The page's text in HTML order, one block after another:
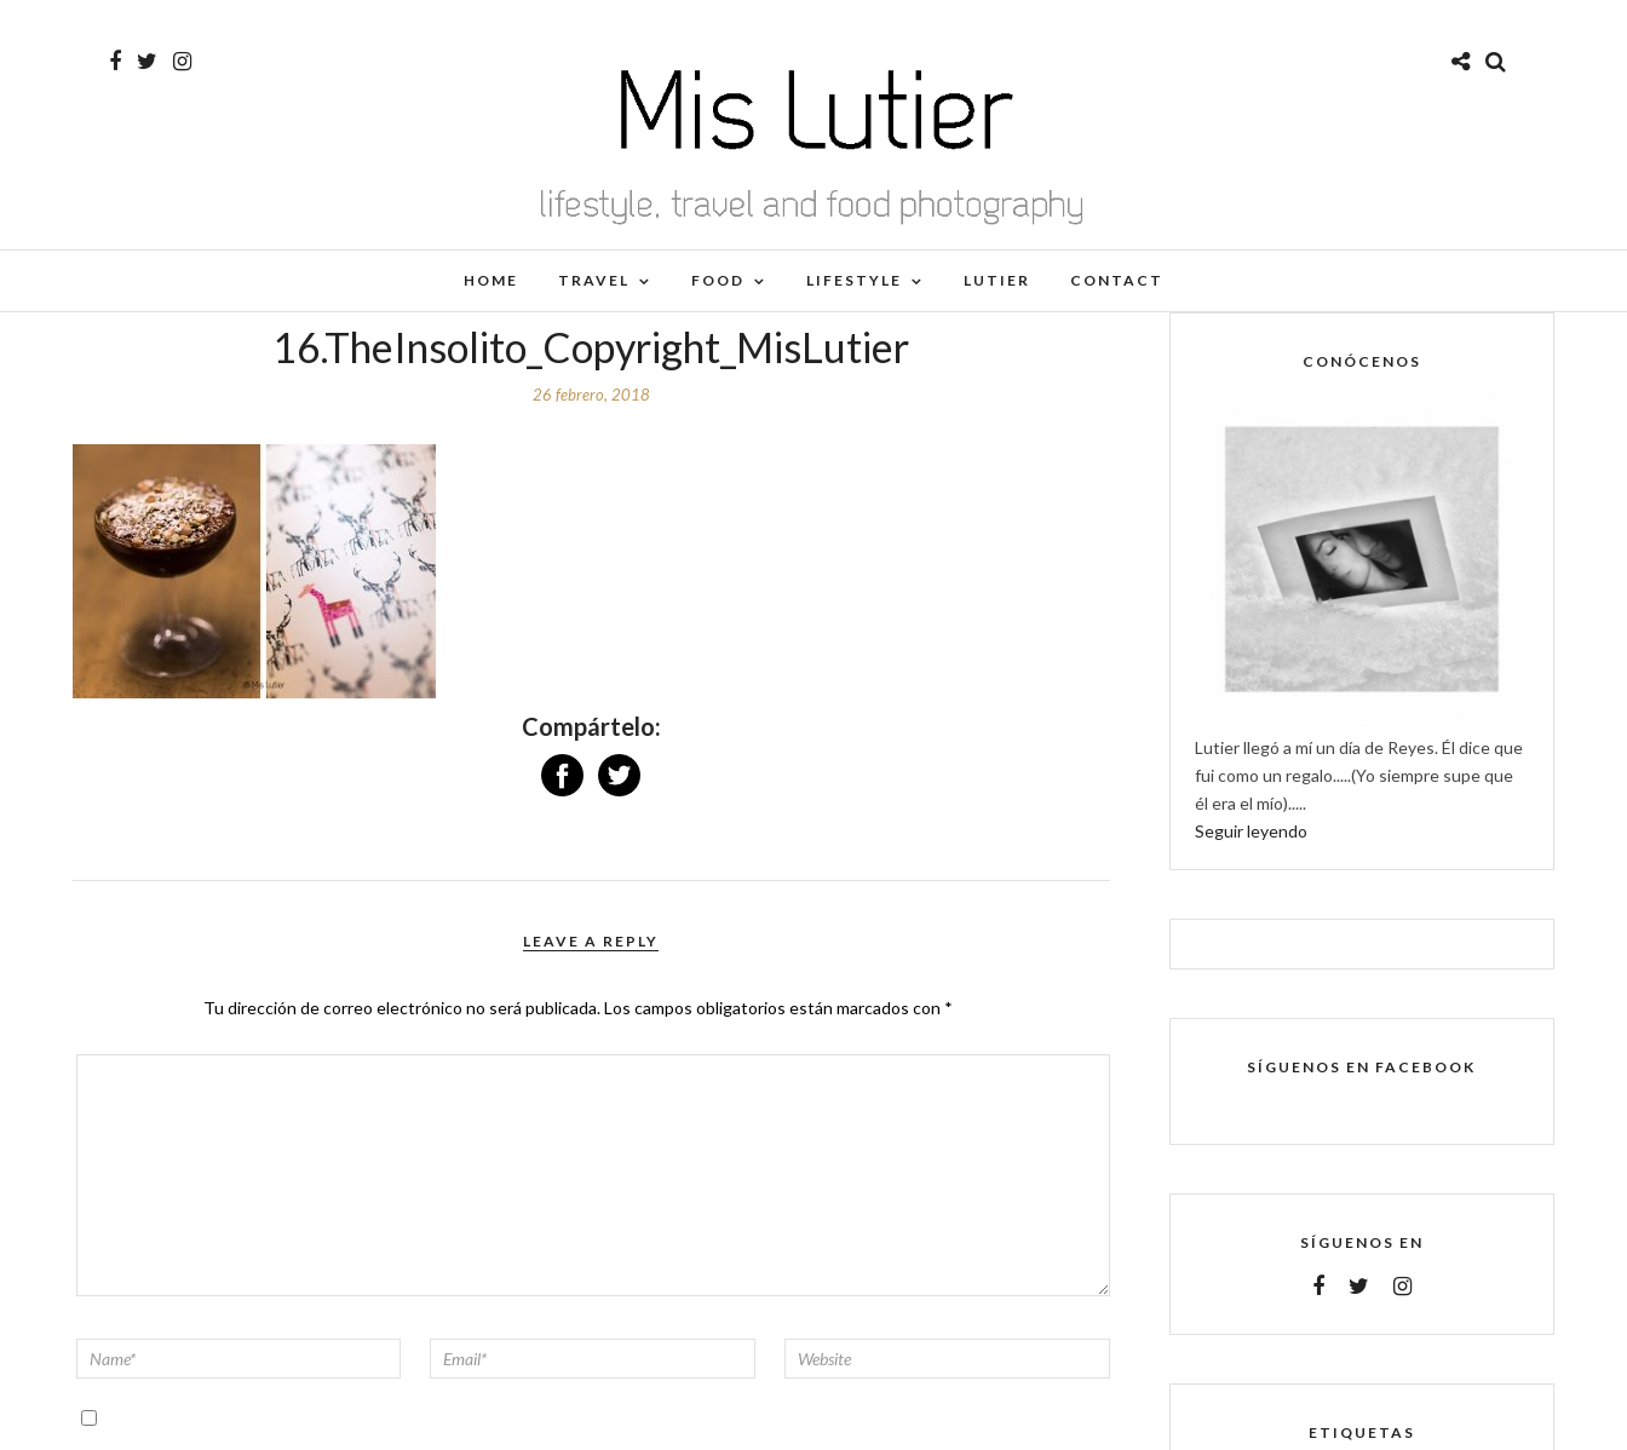
HOME TRAVEL FOOD LIFESTYLE LUTIER CONTACT
16.TheInsolito_Copyright_MisLutier
26 febrero, 2018
Compártelo:
LEAVE A REPLY
Tu dirección de correo electrónico no será publicada.Los campos obligatorios están marcados con *
CONÓCENOS
Lutier llegó a mí un día de Reyes. Él dice que
fui como un regalo.....(Yo siempre supe que
él era el mío).....
Seguir leyendo
SÍGUENOS EN FACEBOOK
SÍGUENOS EN
ETIQUETAS